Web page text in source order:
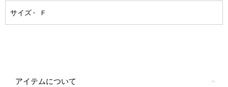
アイテムについて